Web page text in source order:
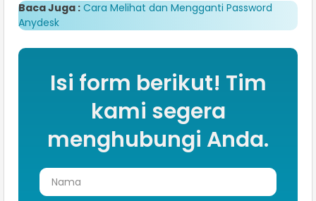
Baca Juga : Cara Melihat dan Mengganti Password
Anydesk
Isi form berikut! Tim
kami segera
menghubungi Anda.